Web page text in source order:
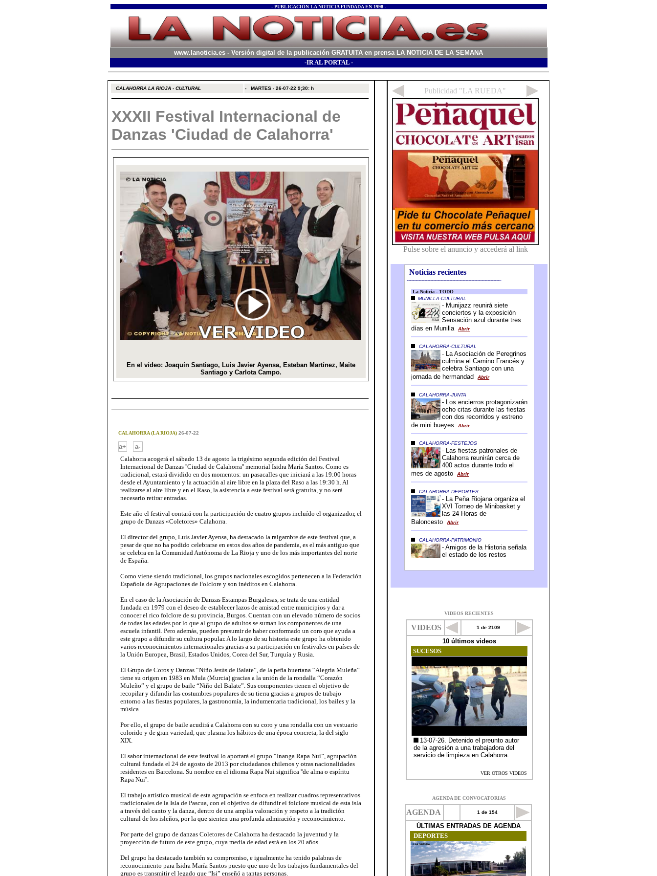
- PUBLICACIÓN LA NOTICIA FUNDADA EN 1998 -
www.lanoticia.es - Versión digital de la publicación GRATUITA en prensa LA NOTICIA DE LA SEMANA
-IR AL PORTAL -
CALAHORRA LA RIOJA - CULTURAL - MARTES - 26-07-22 9;30: h
XXXII Festival Internacional de
Danzas 'Ciudad de Calahorra'
CALAHORRA (LA RIOJA)26-07-22
a+
a-
Calahorra acogerá el sábado 13 de agosto la trigésimo segunda edición del Festival
Internacional de Danzas ''Ciudad de Calahorra'' memorial Isidra María Santos. Como es
tradicional, estará dividido en dos momentos: un pasacalles que iniciará a las 19:00 horas
desde el Ayuntamiento y la actuación al aire libre en la plaza del Raso a las 19:30 h. Al
realizarse al aire libre y en el Raso, la asistencia a este festival será gratuita, y no será
necesario retirar entradas.
Este año el festival contará con la participación de cuatro grupos incluído el organizador, el
grupo de Danzas «Coletores» Calahorra.
El director del grupo, Luis Javier Ayensa, ha destacado la raigambre de este festival que, a
pesar de que no ha podido celebrarse en estos dos años de pandemia, es el más antiguo que
se celebra en la Comunidad Autónoma de La Rioja y uno de los más importantes del norte
de España.
Como viene siendo tradicional, los grupos nacionales escogidos pertenecen a la Federación
Española de Agrupaciones de Folclore y son inéditos en Calahorra.
En el caso de la Asociación de Danzas Estampas Burgalesas, se trata de una entidad
fundada en 1979 con el deseo de establecer lazos de amistad entre municipios y dar a
conocer el rico folclore de su provincia, Burgos. Cuentan con un elevado número de socios
de todas las edades por lo que al grupo de adultos se suman los componentes de una
escuela infantil. Pero además, pueden presumir de haber conformado un coro que ayuda a
este grupo a difundir su cultura popular. A lo largo de su historia este grupo ha obtenido
varios reconocimientos internacionales gracias a su participación en festivales en países de
la Unión Europea, Brasil, Estados Unidos, Corea del Sur, Turquía y Rusia.
El Grupo de Coros y Danzas “Niño Jesús de Balate”, de la peña huertana “Alegría Muleña”
tiene su origen en 1983 en Mula (Murcia) gracias a la unión de la rondalla “Corazón
Muleño” y el grupo de baile “Niño del Balate”. Sus componentes tienen el objetivo de
recopilar y difundir las costumbres populares de su tierra gracias a grupos de trabajo
entorno a las fiestas populares, la gastronomía, la indumentaria tradicional, los bailes y la
música.
Por ello, el grupo de baile acudirá a Calahorra con su coro y una rondalla con un vestuario
colorido y de gran variedad, que plasma los hábitos de una época concreta, la del siglo
XIX.
El sabor internacional de este festival lo aportará el grupo “Inanga Rapa Nui”, agrupación
cultural fundada el 24 de agosto de 2013 por ciudadanos chilenos y otras nacionalidades
residentes en Barcelona. Su nombre en el idioma Rapa Nui significa ''de alma o espíritu
Rapa Nui''.
El trabajo artístico musical de esta agrupación se enfoca en realizar cuadros representativos
tradicionales de la Isla de Pascua, con el objetivo de difundir el folclore musical de esta isla
a través del canto y la danza, dentro de una amplia valoración y respeto a la tradición
cultural de los isleños, por la que sienten una profunda admiración y reconocimiento.
Por parte del grupo de danzas Coletores de Calahorra ha destacado la juventud y la
proyección de futuro de este grupo, cuya media de edad está en los 20 años.
Del grupo ha destacado también su compromiso, e igualmente ha tenido palabras de
reconocimiento para Isidra María Santos puesto que uno de los trabajos fundamentales del
grupo es transmitir el legado que “Isi” enseñó a tantas personas.
Noticias recientes
-----------------------------------------------------------------
VIDEOS RECIENTES
AGENDA DE CONVOCATORIAS